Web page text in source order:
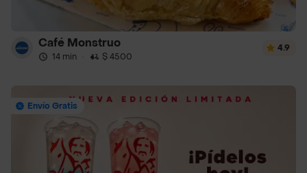
Café Monstruo
14 min · $ 4500
4.9
Envío Gratis